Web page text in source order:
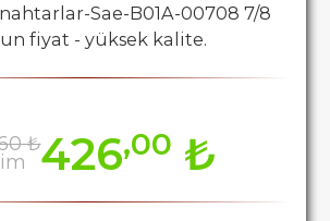
Sae-B01A-00708 7/8
fiyat - yüksek kalite.
₺426,00 ₺